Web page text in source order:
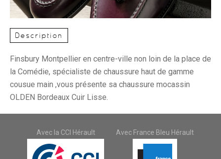
Description
Finsbury Montpellier en centre-ville non loin de la place de
la Comédie, spécialiste de chaussure haut de gamme
cousue main ,vous présente sa chaussure mocassin
OLDEN Bordeaux Cuir Lisse.
Avec la CCI Hérault Avec France Bleu Hérault